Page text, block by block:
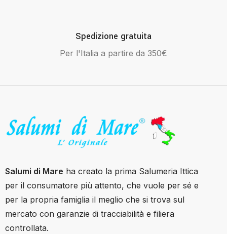
Spedizione gratuita
Per l'Italia a partire da 350€
Salumi di Mare ha creato la prima Salumeria Ittica
per il consumatore più attento, che vuole per sé e
per la propria famiglia il meglio che si trova sul
mercato con garanzie di tracciabilità e filiera
controllata.